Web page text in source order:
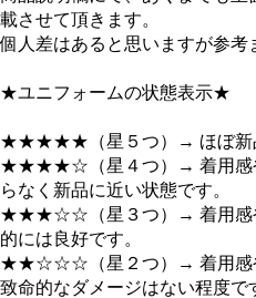
載させて頂きます。
個人差はあると思いますが参考
★ユニフォームの状態表示★
★★★★★（星５つ）→ ほぼ新品
★★★★☆（星４つ）→ 着用感や
らなく新品に近い状態です。
★★★☆☆（星３つ）→ 着用感
的には良好です。
★★☆☆☆（星２つ）→ 着用感
致命的なダメージはない程度で